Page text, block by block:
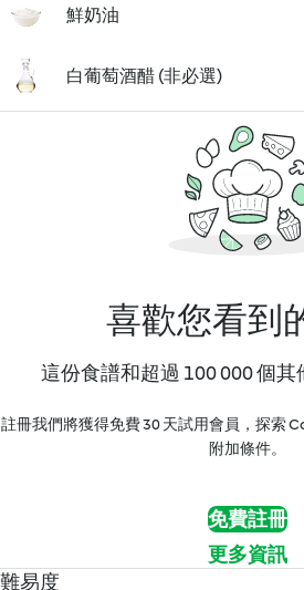
鮮奶油
白葡萄酒醋 (非必選)
喜歡您看到
這份食譜和超過 100 000 個其
註冊我們將獲得免費 30 天試用會員，探索
附加條件。
免費註冊
更多資訊
難易度